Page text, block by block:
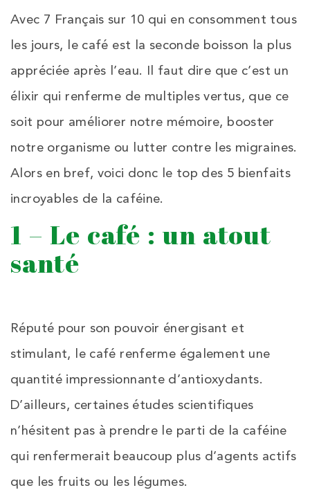
Avec 7 Français sur 10 qui en consomment tous
les jours, le café est la seconde boisson la plus
appréciée après l’eau. Il faut dire que c’est un
élixir qui renferme de multiples vertus, que ce
soit pour améliorer notre mémoire, booster
notre organisme ou lutter contre les migraines.
Alors en bref, voici donc le top des 5 bienfaits
incroyables de la caféine.
1 – Le café : un atout
santé
Réputé pour son pouvoir énergisant et
stimulant, le café renferme également une
quantité impressionnante d’antioxydants.
D’ailleurs, certaines études scientifiques
n’hésitent pas à prendre le parti de la caféine
qui renfermerait beaucoup plus d’agents actifs
que les fruits ou les légumes.